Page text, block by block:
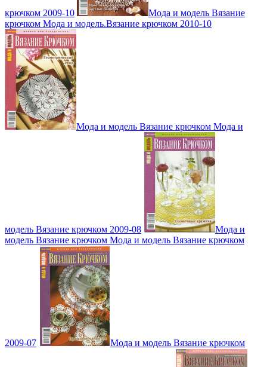
крючком 2009-10
Мода и модель Вязание
крючком Мода и модель.Вязание крючком 2010-10
Мода и модель Вязание крючком Мода и
модель Вязание крючком 2009-08
Мода и
модель Вязание крючком Мода и модель Вязание крючком
2009-07 Мода и модель Вязание крючком